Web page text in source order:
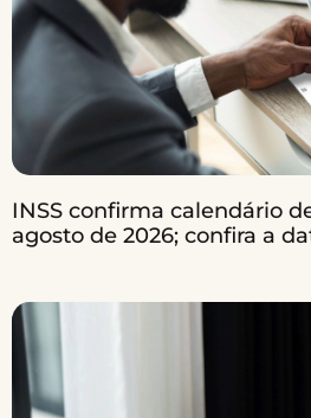
INSS confirma calendário
agosto de 2026; confira a